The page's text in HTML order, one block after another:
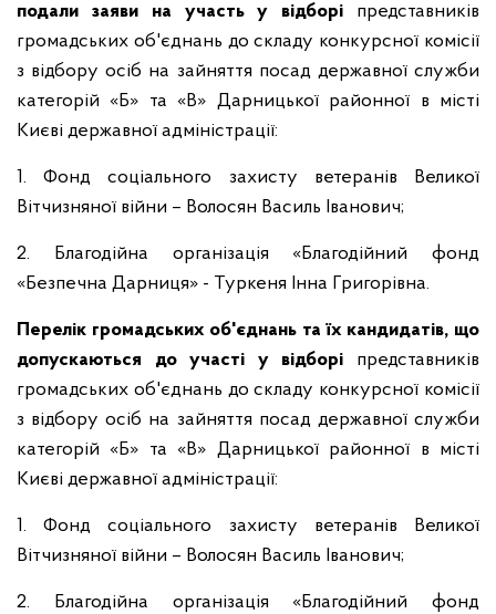
подали заяви на участь у відборі представників
громадських об'єднань до складу конкурсної комісії
з відбору осіб на зайняття посад державної служби
категорій «Б» та «В» Дарницької районної в місті
Києві державної адміністрації:
1. Фонд соціального захисту ветеранів Великої
Вітчизняної війни – Волосян Василь Іванович;
2. Благодійна організація «Благодійний фонд
«Безпечна Дарниця» - Туркеня Інна Григорівна.
Перелік громадських об'єднань та їх кандидатів, що
допускаються до участі у відборі представників
громадських об'єднань до складу конкурсної комісії
з відбору осіб на зайняття посад державної служби
категорій «Б» та «В» Дарницької районної в місті
Києві державної адміністрації:
1. Фонд соціального захисту ветеранів Великої
Вітчизняної війни – Волосян Василь Іванович;
2. Благодійна організація «Благодійний фонд